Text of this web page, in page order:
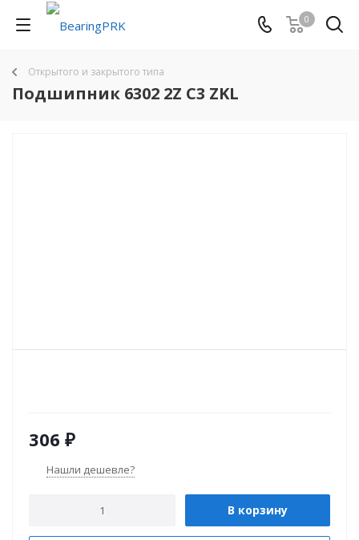
0
Открытого и закрытого типа
Подшипник 6302 2Z C3 ZKL
306 ₽
Нашли дешевле?
В корзину